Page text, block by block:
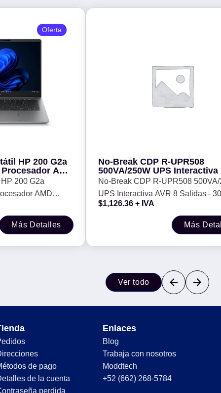
HP 200 G2a
AMD
16GB, SSD 512
200 G2a
AMD
SSD 512 GB.
Más Detalles
Oferta
No-Break CDP R-UPR508
500VA/250W UPS Interactiva
Salidas - 300 Julios, 120 Vac
No-Break CDP R-UPR508
UPS Interactiva AVR 8 Salidas -
Julios, 120 Vac
$1,126.36 + IVA
Más
Ver todo
de pago
de la cuenta
perdida
Enlaces
Blog
Trabaja con nosotros
Moddtech
+52 (662) 268-5784